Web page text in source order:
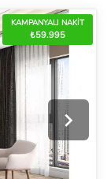
KAMPANYALI NAKİT
₺59.995